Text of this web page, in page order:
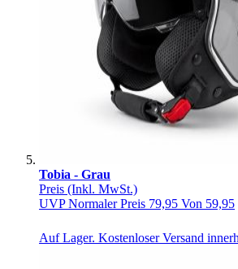
Tobia - Grau
Preis (Inkl. MwSt.)
UVPNormaler Preis 79,95 Von 59,95
Auf Lager. Kostenloser Versand